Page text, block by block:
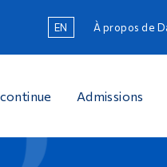
EN À propos de
Admissions